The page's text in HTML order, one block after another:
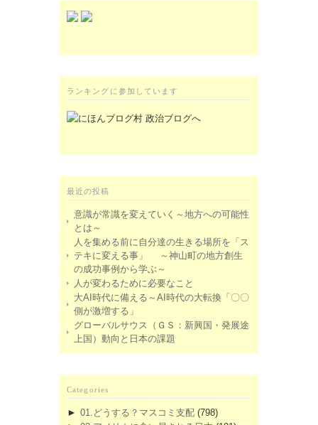
ランキングに参加しています
最近の投稿
意識が常識を変えていく～地方への可能性
とは～
人を集める前に自分達の生きる場所を「ス
テキに変える事」 ～神山町の地方創生
の成功事例から学ぶ～
人が変わるために必要なこと
大AI時代に備える～AI時代の大転換「〇〇
側が激増する」
グローバルサウス（ＧＳ：新興国・発展途
上国）動向と日本の課題
Categories
► 01.どうする？マスコミ支配 (798)